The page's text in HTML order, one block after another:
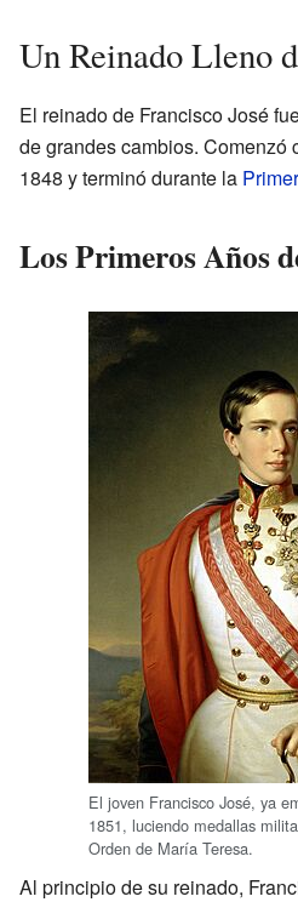
Un Reinado Lleno
El reinado de Francisco José
de grandes cambios. Comenzó
1848 y terminó durante la
Los Primeros Años
El joven Francisco José, ya
1851, luciendo medallas
Orden de María Teresa.
Al principio de su reinado,